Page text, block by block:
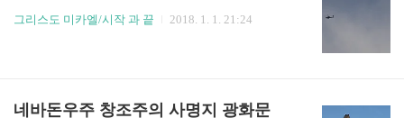
그리스도 미카엘/시작 과 끝 2018. 1. 1. 21:24
네바돈우주 창조주의 사명지 광화문